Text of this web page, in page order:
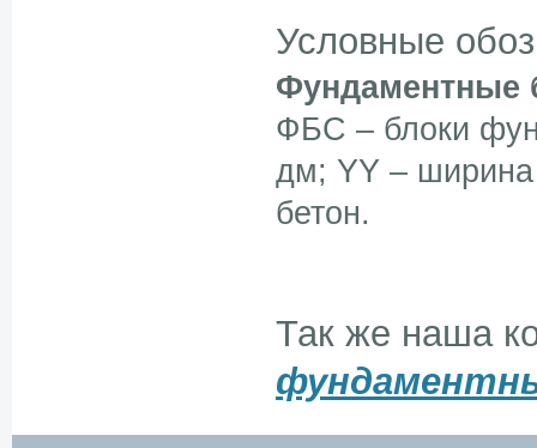
Условные
Фундаментные
ФБС – блоки
дм; YY –
бетон.
Так же наша